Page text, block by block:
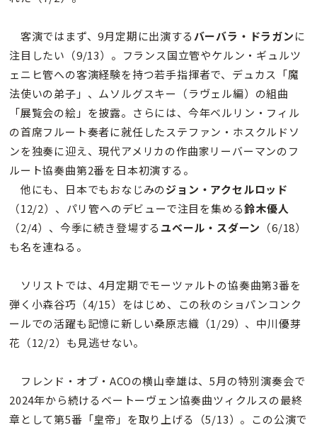
客演ではまず、9月定期に出演するバーバラ・ドラガンに
注目したい（9/13）。フランス国立管やケルン・ギュルツ
ェニヒ管への客演経験を持つ若手指揮者で、デュカス「魔
法使いの弟子」、ムソルグスキー（ラヴェル編）の組曲
「展覧会の絵」を披露。さらには、今年ベルリン・フィル
の首席フルート奏者に就任したステファン・ホスクルドソ
ンを独奏に迎え、現代アメリカの作曲家リーバーマンのフ
ルート協奏曲第2番を日本初演する。
他にも、日本でもおなじみのジョン・アクセルロッド
（12/2）、パリ管へのデビューで注目を集める鈴木優人
（2/4）、今季に続き登場するユベール・スダーン （6/18）
も名を連ねる。
ソリストでは、4月定期でモーツァルトの協奏曲第3番を
弾く小森谷巧（4/15）をはじめ、この秋のショパンコンク
ールでの活躍も記憶に新しい桑原志織（1/29）、中川優芽
花（12/2）も見逃せない。
フレンド・オブ・ACOの横山幸雄は、5月の特別演奏会で
2024年から続けるベートーヴェン協奏曲ツィクルスの最終
章として第5番「皇帝」を取り上げる（5/13）。この公演で